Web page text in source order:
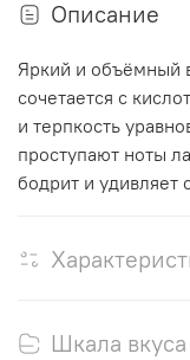
Описание
Яркий и объёмный
сочетается с
и терпкость
проступают ноты
бодрит и удивляет
Шкала вкуса